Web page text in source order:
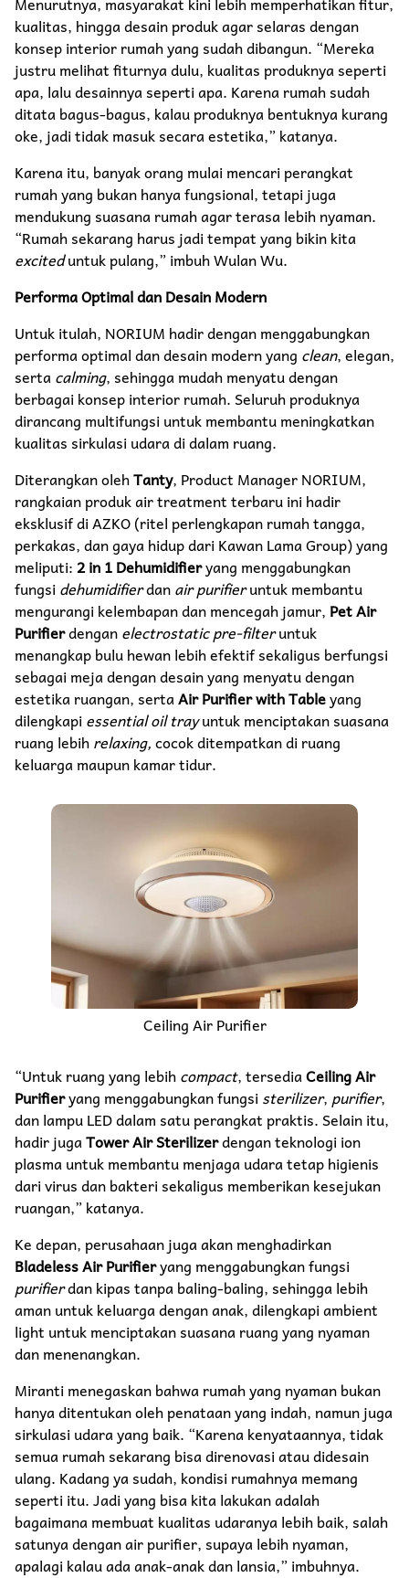
kualitas, hingga desain produk agar selaras dengan
konsep interior rumah yang sudah dibangun. “Mereka
justru melihat fiturnya dulu, kualitas produknya seperti
apa, lalu desainnya seperti apa. Karena rumah sudah
ditata bagus-bagus, kalau produknya bentuknya kurang
oke, jadi tidak masuk secara estetika,” katanya.
Karena itu, banyak orang mulai mencari perangkat
rumah yang bukan hanya fungsional, tetapi juga
mendukung suasana rumah agar terasa lebih nyaman.
“Rumah sekarang harus jadi tempat yang bikin kita
exciteduntuk pulang,” imbuh Wulan Wu.
Performa Optimal dan Desain Modern
Untuk itulah, NORIUM hadir dengan menggabungkan
performa optimal dan desain modern yang clean, elegan,
sertacalming, sehingga mudah menyatu dengan
berbagai konsep interior rumah. Seluruh produknya
dirancang multifungsi untuk membantu meningkatkan
kualitas sirkulasi udara di dalam ruang.
Diterangkan olehTanty, Product Manager NORIUM,
rangkaian produk air treatment terbaru ini hadir
eksklusif di AZKO (ritel perlengkapan rumah tangga,
perkakas, dan gaya hidup dari Kawan Lama Group) yang
meliputi: 2 in 1 Dehumidifieryang menggabungkan
fungsi dehumidifierdanair purifieruntuk membantu
mengurangi kelembapan dan mencegah jamur, Pet Air
Purifierdenganelectrostatic pre-filteruntuk
menangkap bulu hewan lebih efektif sekaligus berfungsi
sebagai meja dengan desain yang menyatu dengan
estetika ruangan, sertaAir Purifier with Tableyang
dilengkapi essential oil trayuntuk menciptakan suasana
ruang lebihrelaxing,cocok ditempatkan di ruang
keluarga maupun kamar tidur.
Ceiling Air Purifier
“Untuk ruang yang lebihcompact, tersediaCeiling Air
Purifieryang menggabungkan fungsi sterilizer, purifier,
dan lampu LED dalam satu perangkat praktis. Selain itu,
hadir jugaTower Air Sterilizerdengan teknologi ion
plasma untuk membantu menjaga udara tetap higienis
dari virus dan bakteri sekaligus memberikan kesejukan
ruangan,” katanya.
Ke depan, perusahaan juga akan menghadirkan
Bladeless Air Purifieryang menggabungkan fungsi
purifierdan kipas tanpa baling-baling, sehingga lebih
aman untuk keluarga dengan anak, dilengkapi ambient
light untuk menciptakan suasana ruang yang nyaman
dan menenangkan.
Miranti menegaskan bahwa rumah yang nyaman bukan
hanya ditentukan oleh penataan yang indah, namun juga
sirkulasi udara yang baik. “Karena kenyataannya, tidak
semua rumah sekarang bisa direnovasi atau didesain
ulang. Kadang ya sudah, kondisi rumahnya memang
seperti itu. Jadi yang bisa kita lakukan adalah
bagaimana membuat kualitas udaranya lebih baik, salah
satunya dengan air purifier, supaya lebih nyaman,
apalagi kalau ada anak-anak dan lansia,” imbuhnya.